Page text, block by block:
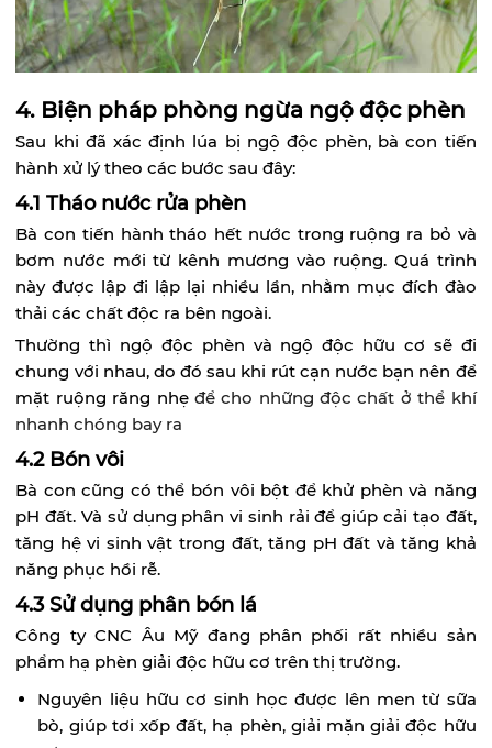
4. Biện pháp phòng ngừa ngộ độc phèn
Sau khi đã xác định lúa bị ngộ độc phèn, bà con tiến
hành xử lý theo các bước sau đây:
4.1 Tháo nước rửa phèn
Bà con tiến hành tháo hết nước trong ruộng ra bỏ và
bơm nước mới từ kênh mương vào ruộng. Quá trình
này được lập đi lập lại nhiều lần, nhằm mục đích đào
thải các chất độc ra bên ngoài.
Thường thì ngộ độc phèn và ngộ độc hữu cơ sẽ đi
chung với nhau, do đó sau khi rút cạn nước bạn nên để
mặt ruộng răng nhẹ để cho những độc chất ở thể khí
nhanh chóng bay ra
4.2 Bón vôi
Bà con cũng có thể bón vôi bột để khử phèn và năng
pH đất. Và sử dụng phân vi sinh rải để giúp cải tạo đất,
tăng hệ vi sinh vật trong đất, tăng pH đất và tăng khả
năng phục hồi rễ.
4.3 Sử dụng phân bón lá
Công ty CNC Âu Mỹ đang phân phối rất nhiều sản
phẩm hạ phèn giải độc hữu cơ trên thị trường.
Nguyên liệu hữu cơ sinh học được lên men từ sữa
bò, giúp tơi xốp đất, hạ phèn, giải mặn giải độc hữu